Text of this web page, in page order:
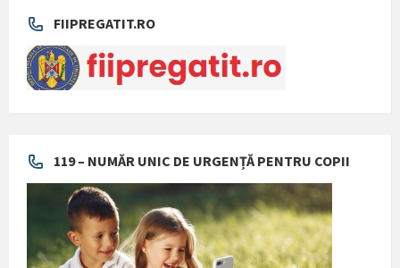
FIIPREGATIT.RO
119 – NUMĂR UNIC DE URGENȚĂ PENTRU COPII